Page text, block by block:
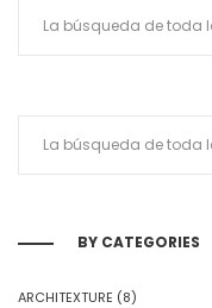
BY CATEGORIES
ARCHITEXTURE (8)